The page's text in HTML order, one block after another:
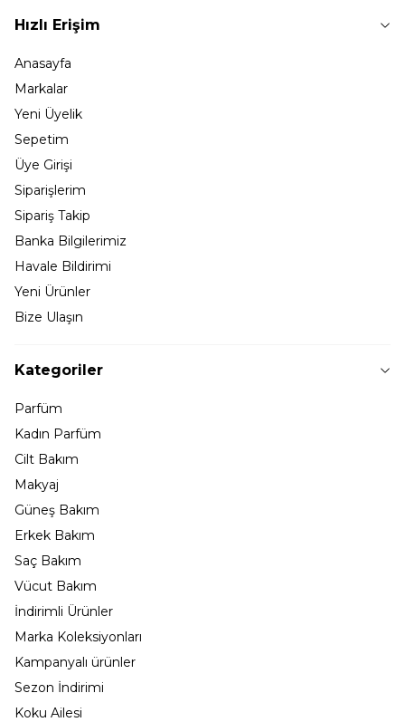
Hızlı Erişim
Anasayfa
Markalar
Yeni Üyelik
Sepetim
Üye Girişi
Siparişlerim
Sipariş Takip
Banka Bilgilerimiz
Havale Bildirimi
Yeni Ürünler
Bize Ulaşın
Kategoriler
Parfüm
Kadın Parfüm
Cilt Bakım
Makyaj
Güneş Bakım
Erkek Bakım
Saç Bakım
Vücut Bakım
İndirimli Ürünler
Marka Koleksiyonları
Kampanyalı ürünler
Sezon İndirimi
Koku Ailesi